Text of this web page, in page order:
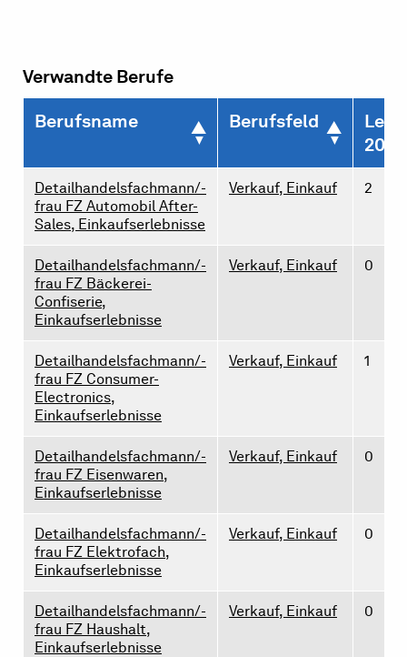
Verwandte Berufe
Berufsname Berufsfeld
2026
Detailhandelsfachmann/-
frau FZ Automobil After-
Sales, Einkaufserlebnisse
Verkauf, Einkauf 2
Detailhandelsfachmann/-
frau FZ Bäckerei-
Confiserie,
Einkaufserlebnisse
Verkauf, Einkauf 0
Detailhandelsfachmann/-
frau FZ Consumer-
Electronics,
Einkaufserlebnisse
Verkauf, Einkauf 1
Detailhandelsfachmann/-
frau FZ Eisenwaren,
Einkaufserlebnisse
Verkauf, Einkauf 0
Detailhandelsfachmann/-
frau FZ Elektrofach,
Einkaufserlebnisse
Verkauf, Einkauf 0
Detailhandelsfachmann/-
frau FZ Haushalt,
Einkaufserlebnisse
Verkauf, Einkauf 0